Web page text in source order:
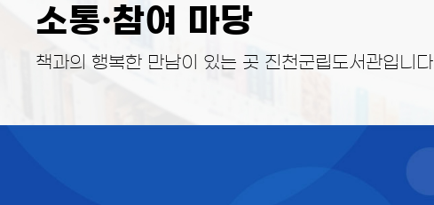
소통·참여 마당
책과의 행복한 만남이 있는 곳 진천군립도서관입니다.